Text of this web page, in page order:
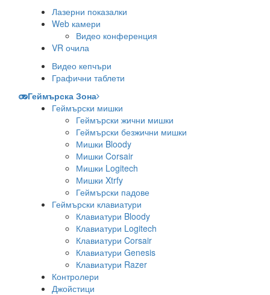
Лазерни показалки
Web камери
Видео конференция
VR очила
Видео кепчъри
Графични таблети
Геймърска Зона
Геймърски мишки
Геймърски жични мишки
Геймърски безжични мишки
Мишки Bloody
Мишки Corsair
Мишки Logitech
Мишки Xtrfy
Геймърски падове
Геймърски клавиатури
Клавиатури Bloody
Клавиатури Logitech
Клавиатури Corsair
Клавиатури Genesis
Клавиатури Razer
Контролери
Джойстици